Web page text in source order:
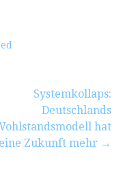
Systemkollaps:
Deutschlands
hat
Zukunft mehr →